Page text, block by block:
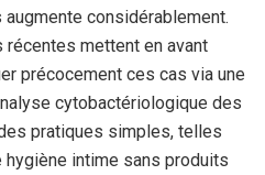
considérablement.
mettent en avant
précocement ces cas via une
cytobactériologique des
pratiques simples, telles
hygiène intime sans produits